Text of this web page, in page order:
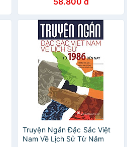
Truyện Ngắn Đặc Sắc Việt
Nam Về Lịch Sử Từ Năm